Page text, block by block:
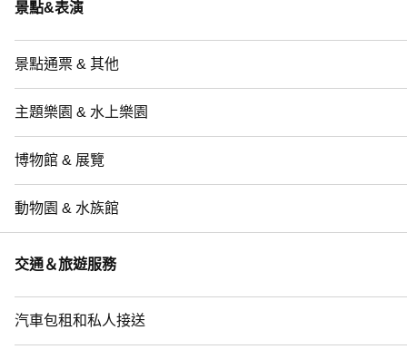
景點&表演
景點通票 & 其他
主題樂園 & 水上樂園
博物館 & 展覽
動物園 & 水族館
交通＆旅遊服務
汽車包租和私人接送